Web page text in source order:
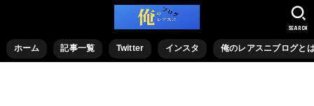
ホーム 記事一覧 Twitter インスタ 俺のレアスニブログと
SEARCH